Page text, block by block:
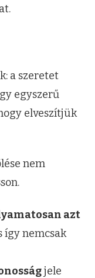
a szeretet
egyszerű
elveszítjük
nem
azt
így nemcsak
jele